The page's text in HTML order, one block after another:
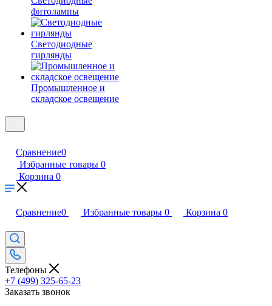
фитолампы
Светодиодные
гирлянды
Промышленное и
складское освещение
Сравнение0
Избранные товары 0
Корзина 0
Сравнение0 Избранные товары 0 Корзина 0
Телефоны
+7 (499) 325-65-23
Заказать звонок